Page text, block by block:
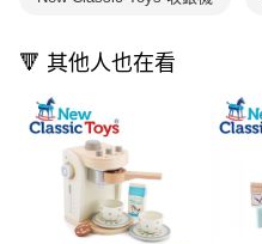
任。
時審查核予不同之上限額度；若仍
請求用戶進行身份認證。
５．嚴禁一人註冊多個帳號或使用
恩沛科技股份有限公司將有權停止
🔻 其他人也在看